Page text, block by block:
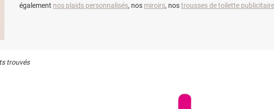
également nos plaids personnalisés, nos miroirs, nostrousses de toilette
trouvés